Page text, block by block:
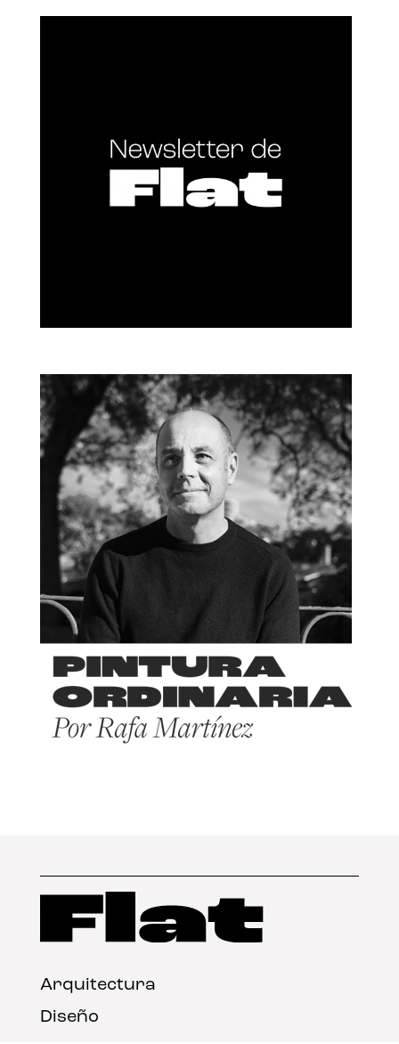
Arquitectura
Diseño